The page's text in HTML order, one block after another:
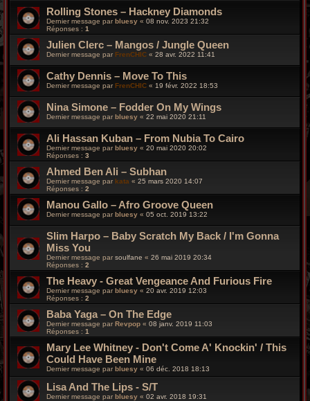
Rolling Stones – Hackney Diamonds
Dernier message parbluesy « 08 nov. 2023 21:32
Réponses : 1
Julien Clerc – Mangos / Jungle Queen
Dernier message par FrenCHIC « 28 avr. 2022 11:41
Cathy Dennis – Move To This
Dernier message parFrenCHIC « 19 févr. 2022 18:53
Nina Simone – Fodder On My Wings
Dernier message par bluesy « 22 mai 2020 21:11
Ali Hassan Kuban – From Nubia To Cairo
Dernier message parbluesy « 20 mai 2020 20:02
Réponses : 3
Ahmed Ben Ali – Subhan
Dernier message par kata « 25 mars 2020 14:07
Réponses : 2
Manou Gallo ‎– Afro Groove Queen
Dernier message parbluesy « 05 oct. 2019 13:22
Slim Harpo – Baby Scratch My Back / I'm Gonna
Miss You
Dernier message par soulfane « 26 mai 2019 20:34
Réponses : 2
The Heavy - Great Vengeance And Furious Fire
Dernier message parbluesy « 20 avr. 2019 12:03
Réponses : 2
Baba Yaga – On The Edge
Dernier message par Revpop « 08 janv. 2019 11:03
Réponses : 1
Mary Lee Whitney - Don't Come A' Knockin' / This
Could Have Been Mine
Dernier message par bluesy « 06 déc. 2018 18:13
Lisa And The Lips - S/T
Dernier message par bluesy « 02 avr. 2018 19:31